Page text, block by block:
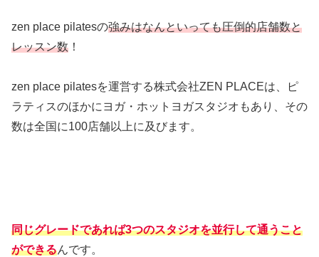
zen place pilatesの強みはなんといっても圧倒的店舗数と
レッスン数 ！
zen place pilatesを運営する株式会社ZEN PLACEは、ピ
ラティスのほかにヨガ・ホットヨガスタジオもあり、その
数は全国に100店舗以上に及びます。
同じグレードであれば3つのスタジオを並行して通うこと
ができるんです。